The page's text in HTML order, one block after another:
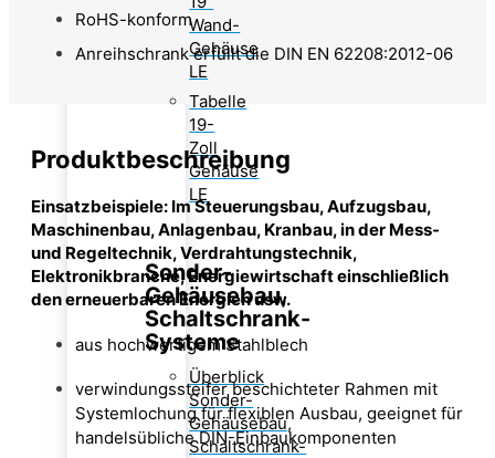
Wand-
Gehäuse
LE
Tabelle
19-
Zoll
Gehäuse
LE
Sonder-
Gehäusebau,
Schaltschrank-
Systeme
Überblick
Sonder-
Gehäusebau,
Schaltschrank-
RoHS-konform
Anreihschrank erfüllt die DIN EN 62208:2012-06
Produktbeschreibung
Einsatzbeispiele: Im Steuerungsbau, Aufzugsbau,
Maschinenbau, Anlagenbau, Kranbau, in der Mess-
und Regeltechnik, Verdrahtungstechnik,
Elektronikbranche, Energiewirtschaft einschließlich
den erneuerbaren Energien usw.
aus hochwertigem Stahlblech
verwindungssteifer beschichteter Rahmen mit
Systemlochung für flexiblen Ausbau, geeignet für
handelsübliche DIN-Einbaukomponenten